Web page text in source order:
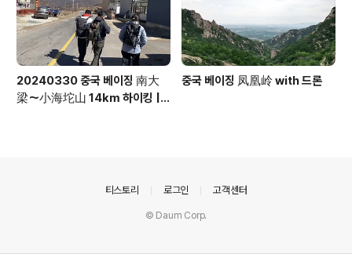
20240330 중국 베이징 南大
梁～小海坨山 14km 하이킹 |
중국 베이징 凤凰岭 with 드론
티스토리 로그인 고객센터
© Daum Corp.